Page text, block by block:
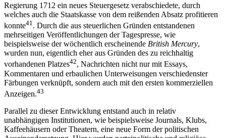
Regierung 1712 ein neues Steuergesetz verabschiedete, durch
welches auch die Staatskasse von dem reißenden Absatz profitieren
konnte41. Durch die aus steuerlichen Gründen entstandenen
mehrseitigen Veröffentlichungen der Tagespresse, wie
beispielsweise der wöchentlich erscheinende British Mercury,
wurden nun, eigentlich eher aus Gründen des zu reichhaltig
vorhandenen Platzes42, Nachrichten nicht nur mit Essays,
Kommentaren und erbaulichen Unterweisungen verschiedenster
Färbungen verknüpft, sondern auch mit den ersten kommerziellen
Anzeigen.43
Parallel zu dieser Entwicklung entstand auch in relativ
unabhängigen Institutionen, wie beispielsweise Journals, Klubs,
Kaffeehäusern oder Theatern, eine neue Form der politischen